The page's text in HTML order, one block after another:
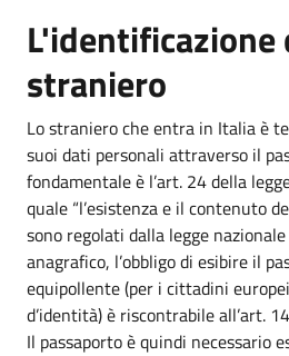
L'identificazione
straniero
Lo straniero che entra in Italia è
suoi dati personali attraverso il
fondamentale è l’art. 24 della
quale “l’esistenza e il contenuto
sono regolati dalla legge
anagrafico, l’obbligo di esibire il
equipollente (per i cittadini
d’identità) è riscontrabile all’art.
Il passaporto è quindi necessario